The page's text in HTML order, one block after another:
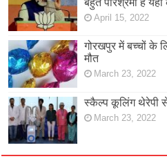
बहुत परिश्रमी हैं
April 15, 2022
गोरखपुर में बच्चों के
मौत
March 23, 2022
स्कैल्प कूलिंग थेरेपी से
March 23, 2022